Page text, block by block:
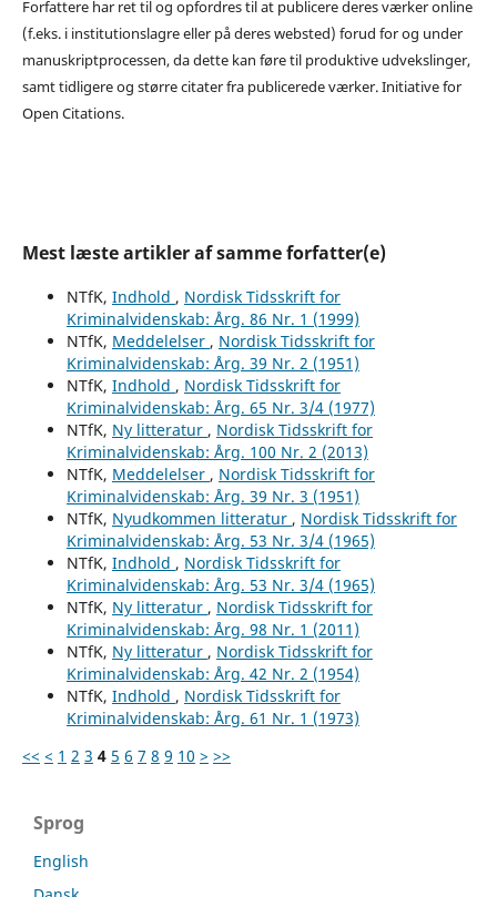
Forfattere har ret til og opfordres til at publicere deres værker online
(f.eks. i institutionslagre eller på deres websted) forud for og under
manuskriptprocessen, da dette kan føre til produktive udvekslinger,
samt tidligere og større citater fra publicerede værker. Initiative for
Open Citations.
Mest læste artikler af samme forfatter(e)
NTfK, Indhold , Nordisk Tidsskrift for
Kriminalvidenskab: Årg. 86 Nr. 1 (1999)
NTfK, Meddelelser , Nordisk Tidsskrift for
Kriminalvidenskab: Årg. 39 Nr. 2 (1951)
NTfK, Indhold , Nordisk Tidsskrift for
Kriminalvidenskab: Årg. 65 Nr. 3/4 (1977)
NTfK, Ny litteratur , Nordisk Tidsskrift for
Kriminalvidenskab: Årg. 100 Nr. 2 (2013)
NTfK, Meddelelser , Nordisk Tidsskrift for
Kriminalvidenskab: Årg. 39 Nr. 3 (1951)
NTfK, Nyudkommen litteratur , Nordisk Tidsskrift for
Kriminalvidenskab: Årg. 53 Nr. 3/4 (1965)
NTfK, Indhold , Nordisk Tidsskrift for
Kriminalvidenskab: Årg. 53 Nr. 3/4 (1965)
NTfK, Ny litteratur , Nordisk Tidsskrift for
Kriminalvidenskab: Årg. 98 Nr. 1 (2011)
NTfK, Ny litteratur , Nordisk Tidsskrift for
Kriminalvidenskab: Årg. 42 Nr. 2 (1954)
NTfK, Indhold , Nordisk Tidsskrift for
Kriminalvidenskab: Årg. 61 Nr. 1 (1973)
<< < 1 2 3 4 5 6 7 8 9 10 > >>
Sprog
English